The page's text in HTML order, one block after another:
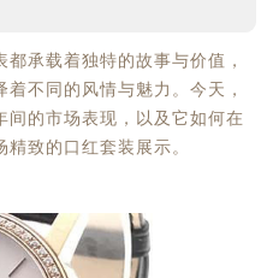
承载着独特的故事与价值，
不同的风情与魅力。今天，
间的市场表现，以及它如何在
致的口红套装展示。